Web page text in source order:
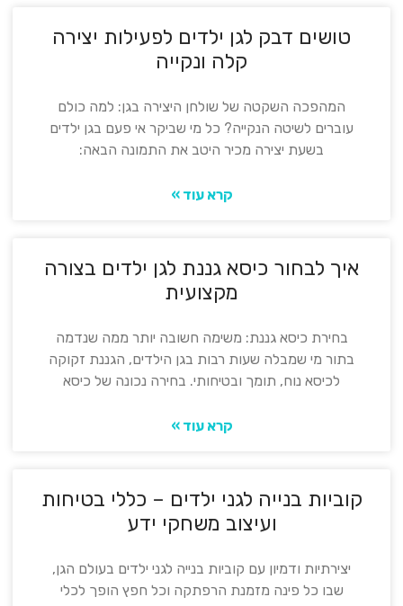
טושים דבק לגן ילדים לפעילות יצירה
קלה ונקייה
המהפכה השקטה של שולחן היצירה בגן: למה כולם
עוברים לשיטה הנקייה? כל מי שביקר אי פעם בגן ילדים
בשעת יצירה מכיר היטב את התמונה הבאה:
קרא עוד »
איך לבחור כיסא גננת לגן ילדים בצורה
מקצועית
בחירת כיסא גננת: משימה חשובה יותר ממה שנדמה
בתור מי שמבלה שעות רבות בגן הילדים, הגננת זקוקה
לכיסא נוח, תומך ובטיחותי. בחירה נכונה של כיסא
קרא עוד »
קוביות בנייה לגני ילדים – כללי בטיחות
ועיצוב משחקי ידע
יצירתיות ודמיון עם קוביות בנייה לגני ילדים בעולם הגן,
שבו כל פינה מזמנת הרפתקה וכל חפץ הופך לכלי